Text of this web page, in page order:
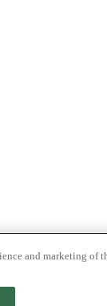
and marketing of